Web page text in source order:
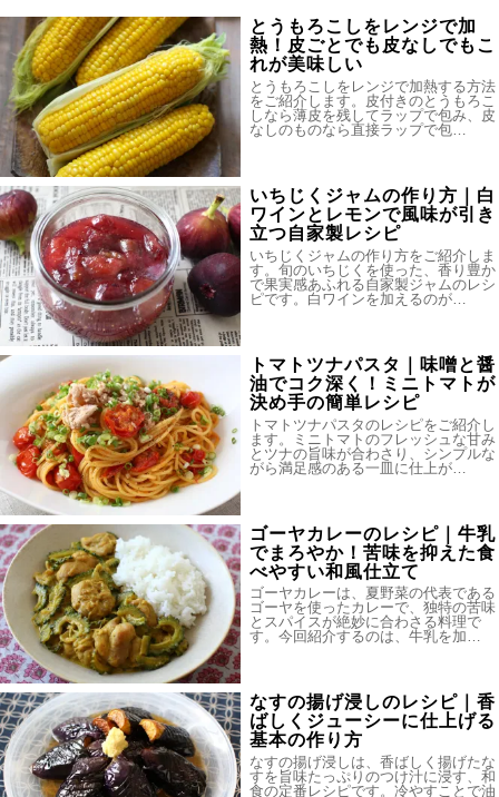
とうもろこしをレンジで加
熱！皮ごとでも皮なしでもこ
れが美味しい
とうもろこしをレンジで加熱する方法
をご紹介します。皮付きのとうもろこ
しなら薄皮を残してラップで包み、皮
なしのものなら直接ラップで包…
いちじくジャムの作り方｜白
ワインとレモンで風味が引き
立つ自家製レシピ
いちじくジャムの作り方をご紹介しま
す。旬のいちじくを使った、香り豊か
で果実感あふれる自家製ジャムのレシ
ピです。白ワインを加えるのが…
トマトツナパスタ｜味噌と醤
油でコク深く！ミニトマトが
決め手の簡単レシピ
トマトツナパスタのレシピをご紹介し
ます。ミニトマトのフレッシュな甘み
とツナの旨味が合わさり、シンプルな
がら満足感のある一皿に仕上が…
ゴーヤカレーのレシピ｜牛乳
でまろやか！苦味を抑えた食
べやすい和風仕立て
ゴーヤカレーは、夏野菜の代表である
ゴーヤを使ったカレーで、独特の苦味
とスパイスが絶妙に合わさる料理で
す。今回紹介するのは、牛乳を加…
なすの揚げ浸しのレシピ｜香
ばしくジューシーに仕上げる
基本の作り方
なすの揚げ浸しは、香ばしく揚げたな
すを旨味たっぷりのつけ汁に浸す、和
食の定番レシピです。冷やすことで油